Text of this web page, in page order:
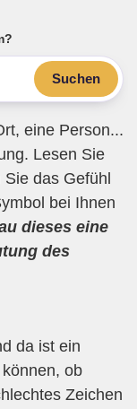
Suchen
eine Person...
Lesen Sie
das Gefühl
bei Ihnen
dieses eine
des
da ist ein
ob
Zeichen